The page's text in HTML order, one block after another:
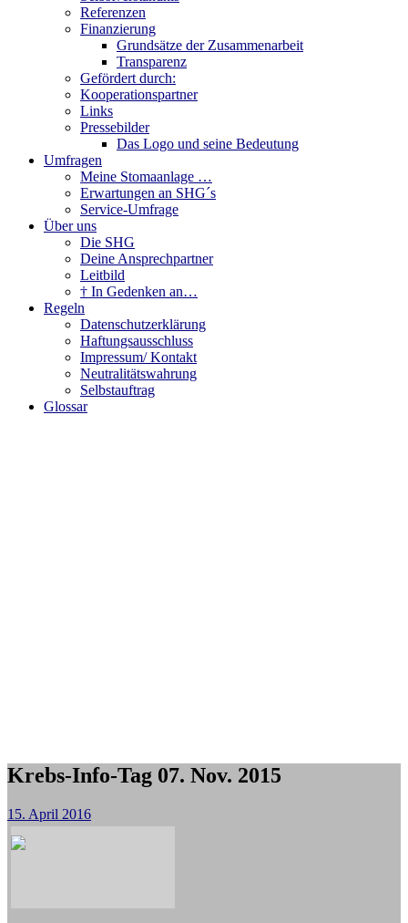
Referenzen
Finanzierung
Grundsätze der Zusammenarbeit
Transparenz
Gefördert durch:
Kooperationspartner
Links
Pressebilder
Das Logo und seine Bedeutung
Umfragen
Meine Stomaanlage …
Erwartungen an SHG´s
Service-Umfrage
Über uns
Die SHG
Deine Ansprechpartner
Leitbild
† In Gedenken an…
Regeln
Datenschutzerklärung
Haftungsausschluss
Impressum/ Kontakt
Neutralitätswahrung
Selbstauftrag
Glossar
Krebs-Info-Tag 07. Nov. 2015
15. April 2016